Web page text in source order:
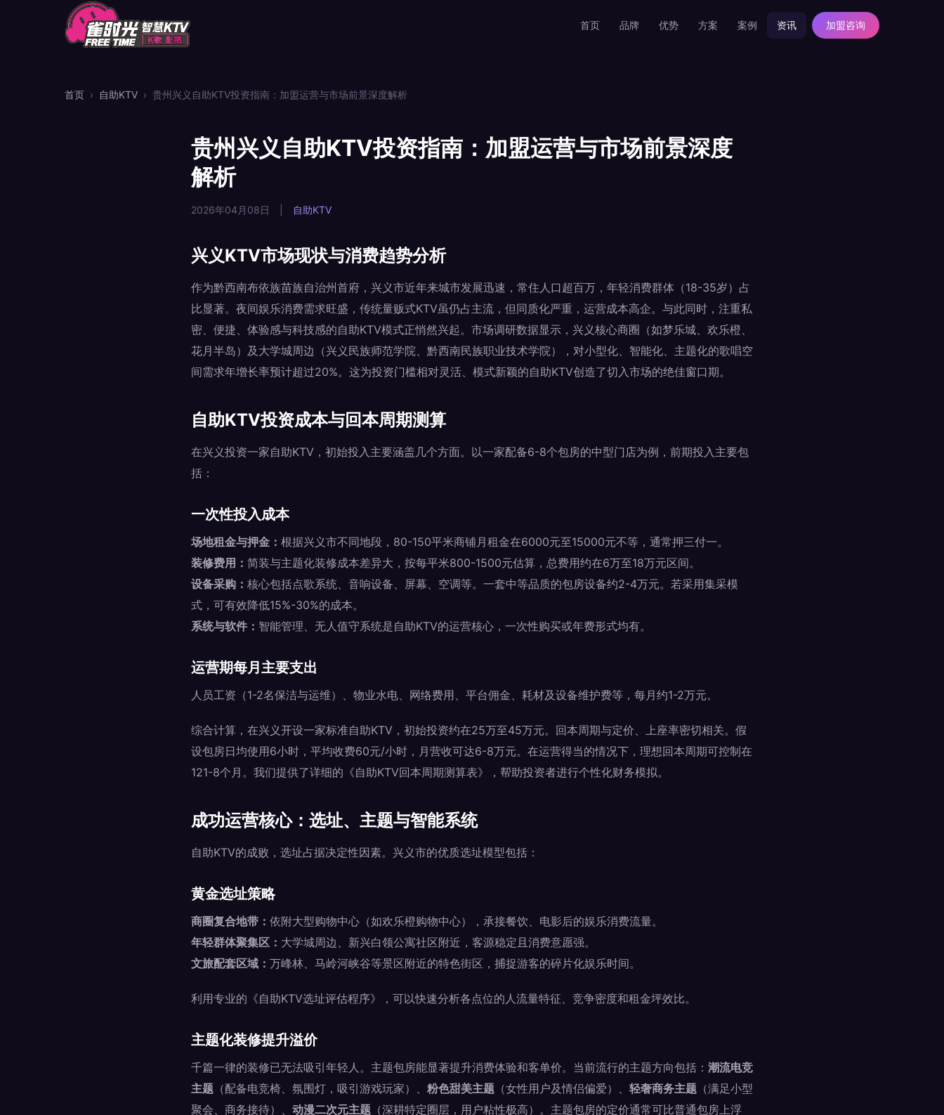
首页 品牌 优势 方案 案例 资讯 加盟咨询
首页 › 自助KTV › 贵州兴义自助KTV投资指南：加盟运营与市场前景深度解析
贵州兴义自助KTV投资指南：加盟运营与市场前景深度
解析
2026年04月08日 自助KTV
兴义KTV市场现状与消费趋势分析
作为黔西南布依族苗族自治州首府，兴义市近年来城市发展迅速，常住人口超百万，年轻消费群体（18-35岁）占
比显著。夜间娱乐消费需求旺盛，传统量贩式KTV虽仍占主流，但同质化严重，运营成本高企。与此同时，注重私
密、便捷、体验感与科技感的自助KTV模式正悄然兴起。市场调研数据显示，兴义核心商圈（如梦乐城、欢乐橙、
花月半岛）及大学城周边（兴义民族师范学院、黔西南民族职业技术学院），对小型化、智能化、主题化的歌唱空
间需求年增长率预计超过20%。这为投资门槛相对灵活、模式新颖的自助KTV创造了切入市场的绝佳窗口期。
自助KTV投资成本与回本周期测算
在兴义投资一家自助KTV，初始投入主要涵盖几个方面。以一家配备6-8个包房的中型门店为例，前期投入主要包
括：
一次性投入成本
场地租金与押金： 根据兴义市不同地段，80-150平米商铺月租金在6000元至15000元不等，通常押三付一。
装修费用： 简装与主题化装修成本差异大，按每平米800-1500元估算，总费用约在6万至18万元区间。
设备采购： 核心包括点歌系统、音响设备、屏幕、空调等。一套中等品质的包房设备约2-4万元。若采用集采模
式，可有效降低15%-30%的成本。
系统与软件： 智能管理、无人值守系统是自助KTV的运营核心，一次性购买或年费形式均有。
运营期每月主要支出
人员工资（1-2名保洁与运维）、物业水电、网络费用、平台佣金、耗材及设备维护费等，每月约1-2万元。
综合计算，在兴义开设一家标准自助KTV，初始投资约在25万至45万元。回本周期与定价、上座率密切相关。假
设包房日均使用6小时，平均收费60元/小时，月营收可达6-8万元。在运营得当的情况下，理想回本周期可控制在
121-8个月。我们提供了详细的《自助KTV回本周期测算表》，帮助投资者进行个性化财务模拟。
成功运营核心：选址、主题与智能系统
自助KTV的成败，选址占据决定性因素。兴义市的优质选址模型包括：
黄金选址策略
商圈复合地带： 依附大型购物中心（如欢乐橙购物中心），承接餐饮、电影后的娱乐消费流量。
年轻群体聚集区： 大学城周边、新兴白领公寓社区附近，客源稳定且消费意愿强。
文旅配套区域： 万峰林、马岭河峡谷等景区附近的特色街区，捕捉游客的碎片化娱乐时间。
利用专业的《自助KTV选址评估程序》，可以快速分析各点位的人流量特征、竞争密度和租金坪效比。
主题化装修提升溢价
千篇一律的装修已无法吸引年轻人。主题包房能显著提升消费体验和客单价。当前流行的主题方向包括： 潮流电竞
主题 （配备电竞椅、氛围灯，吸引游戏玩家）、 粉色甜美主题 （女性用户及情侣偏爱）、 轻奢商务主题 （满足小型
聚会、商务接待）、 动漫二次元主题 （深耕特定圈层，用户粘性极高）。主题包房的定价通常可比普通包房上浮